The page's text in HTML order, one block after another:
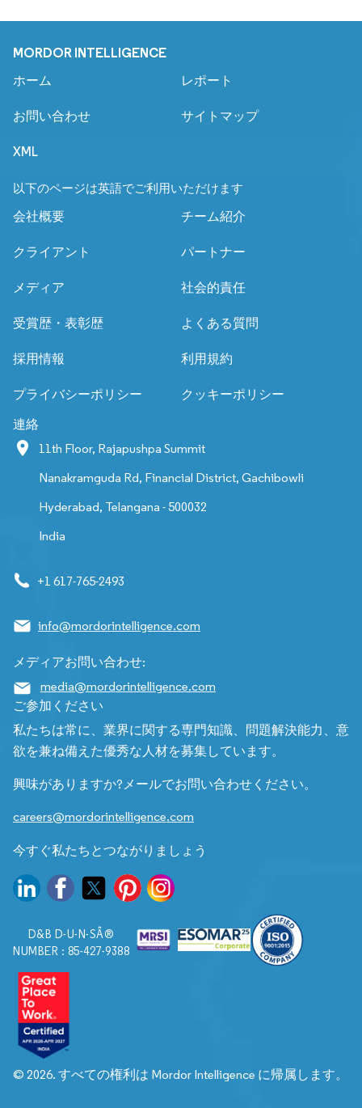
MORDOR INTELLIGENCE
ホーム レポート
お問い合わせ サイトマップ
XML
以下のページは英語でご利用いただけます
会社概要 チーム紹介
クライアント パートナー
メディア 社会的責任
受賞歴・表彰歴 よくある質問
採用情報 利用規約
プライバシーポリシー クッキーポリシー
連絡
11th Floor, Rajapushpa Summit
Nanakramguda Rd, Financial District, Gachibowli
Hyderabad, Telangana - 500032
India
+1 617-765-2493
info@mordorintelligence.com
メディアお問い合わせ:
media@mordorintelligence.com
ご参加ください
私たちは常に、業界に関する専門知識、問題解決能力、意
欲を兼ね備えた優秀な人材を募集しています。
興味がありますか?メールでお問い合わせください。
careers@mordorintelligence.com
今すぐ私たちとつながりましょう
D&B D-U-N-SÂ®
NUMBER : 85-427-9388
© 2026. すべての権利は Mordor Intelligence に帰属します。